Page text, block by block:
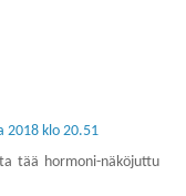
2018 klo 20.51
tää hormoni-näköjuttu